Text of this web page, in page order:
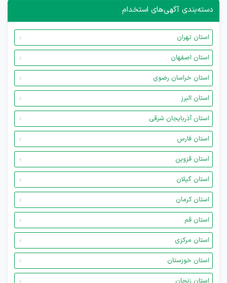
دسته‌بندی آگهی‌های استخدام
استان تهران
استان اصفهان
استان خراسان رضوی
استان البرز
استان آذربایجان شرقی
استان فارس
استان قزوین
استان گیلان
استان کرمان
استان قم
استان مرکزی
استان خوزستان
استان زنجان